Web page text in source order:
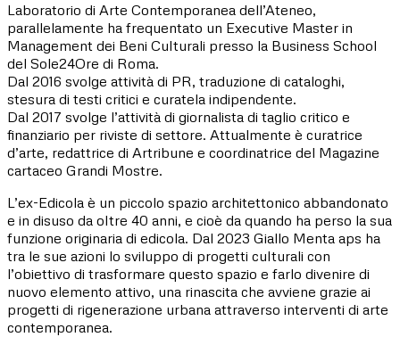
Laboratorio di Arte Contemporanea dell’Ateneo,
parallelamente ha frequentato un Executive Master in
Management dei Beni Culturali presso la Business School
del Sole24Ore di Roma.
Dal 2016 svolge attività di PR, traduzione di cataloghi,
stesura di testi critici e curatela indipendente.
Dal 2017 svolge l’attività di giornalista di taglio critico e
finanziario per riviste di settore. Attualmente è curatrice
d’arte, redattrice di Artribune e coordinatrice del Magazine
cartaceo Grandi Mostre.
L’ex-Edicola è un piccolo spazio architettonico abbandonato
e in disuso da oltre 40 anni, e cioè da quando ha perso la sua
funzione originaria di edicola. Dal 2023 Giallo Menta aps ha
tra le sue azioni lo sviluppo di progetti culturali con
l’obiettivo di trasformare questo spazio e farlo divenire di
nuovo elemento attivo, una rinascita che avviene grazie ai
progetti di rigenerazione urbana attraverso interventi di arte
contemporanea.